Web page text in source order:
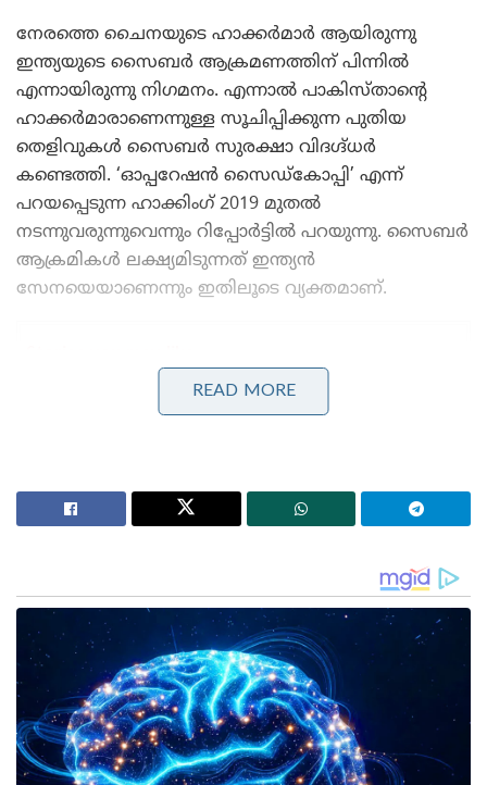
നേരത്തെ ചൈനയുടെ ഹാക്കർമാർ ആയിരുന്നു
ഇന്ത്യയുടെ സൈബർ ആക്രമണത്തിന് പിന്നിൽ
എന്നായിരുന്നു നിഗമനം. എന്നാൽ പാകിസ്താന്റെ
ഹാക്കർമാരാണെന്നുള്ള സൂചിപ്പിക്കുന്ന പുതിയ
തെളിവുകള്‍ സൈബര്‍ സുരക്ഷാ വിദഗ്ദ്ധര്‍
കണ്ടെത്തി. ‘ഓപ്പറേഷന്‍ സൈഡ്‌കോപ്പി’ എന്ന്
പറയപ്പെടുന്ന ഹാക്കിംഗ് 2019 മുതല്‍
നടന്നുവരുന്നുവെന്നും റിപ്പോര്‍ട്ടില്‍ പറയുന്നു. സെെബര്‍
ആക്രമികള്‍ ലക്ഷ്യമിടുന്നത് ഇന്ത്യന്‍
സേനയെയാണെന്നും ഇതിലൂടെ വ്യക്തമാണ്.
തദ്ദേശീയമായി നിർമിച്ച മലിനീകരണ നിയന്ത്രണ
കപ്പൽ കമ്മീഷൻ ചെയ്ത് പ്രതിരോധ മന്ത്രി
റൈഫിള്‍സിന്റെ വാട്ടര്‍ ടാങ്കിന് നേരെ ആക്രമണം,
ജവാന് വീരമൃത്യു
കഴിഞ്ഞ ഒരു വര്‍ഷത്തിനിടെ ഓപ്പറേഷന്‍
സൈഡ്‌കോപ്പിയുമായി ബന്ധപ്പെട്ട് പല ഹാക്കിംഗ്
ശ്രമങ്ങള്‍ നടന്നതായും സെക്രൈറ്റ് പറയുന്നു. അതീവ
സുരക്ഷ ഏര്‍പ്പെടുത്തിയിട്ടുളള ഇന്ത്യന്‍ സേനയുടെ
READ MORE